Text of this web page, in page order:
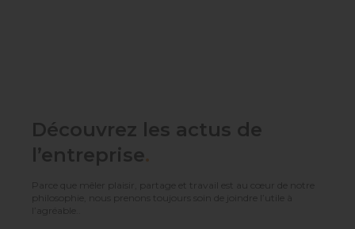
Découvrez les actus de
l’entreprise.
Parce que mêler plaisir, partage et travail est au cœur de notre
philosophie, nous prenons toujours soin de joindre l’utile à
l’agréable..